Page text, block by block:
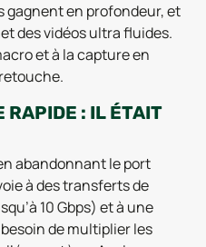
en profondeur, et
des vidéos ultra fluides.
et à la capture en
RAPIDE : IL ÉTAIT
abandonnant le port
à des transferts de
10 Gbps) et à une
de multiplier les